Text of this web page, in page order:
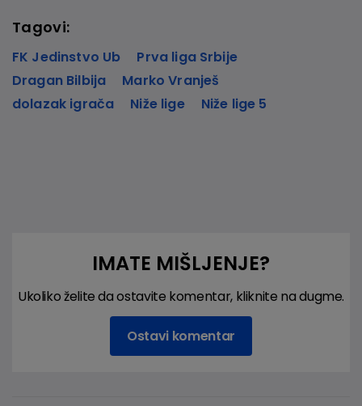
Tagovi:
FK Jedinstvo Ub
Prva liga Srbije
Dragan Bilbija
Marko Vranješ
dolazak igrača
Niže lige Niže lige 5
IMATE MIŠLJENJE?
Ukoliko želite da ostavite komentar, kliknite na dugme.
Ostavi komentar